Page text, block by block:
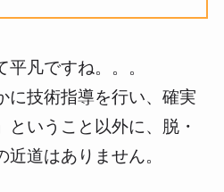
凡ですね。。。
に技術指導を行い、確実
ということ以外に、脱・
道はありません。